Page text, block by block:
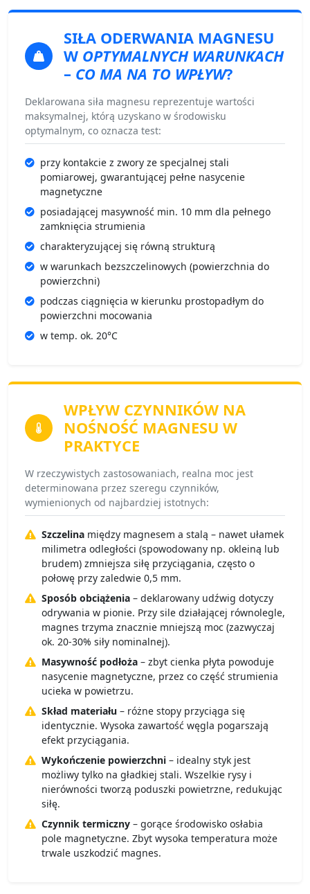
SIŁA ODERWANIA MAGNESU
W OPTYMALNYCH WARUNKACH
– CO MA NA TO WPŁYW?
Deklarowana siła magnesu reprezentuje wartości
maksymalnej, którą uzyskano w środowisku
optymalnym, co oznacza test:
przy kontakcie z zwory ze specjalnej stali
pomiarowej, gwarantującej pełne nasycenie
magnetyczne
posiadającej masywność min. 10 mm dla pełnego
zamknięcia strumienia
charakteryzującej się równą strukturą
w warunkach bezszczelinowych (powierzchnia do
powierzchni)
podczas ciągnięcia w kierunku prostopadłym do
powierzchni mocowania
w temp. ok. 20°C
WPŁYW CZYNNIKÓW NA
NOŚNOŚĆ MAGNESU W
PRAKTYCE
W rzeczywistych zastosowaniach, realna moc jest
determinowana przez szeregu czynników,
wymienionych od najbardziej istotnych:
Szczelina między magnesem a stalą – nawet ułamek
milimetra odległości (spowodowany np. okleiną lub
brudem) zmniejsza siłę przyciągania, często o
połowę przy zaledwie 0,5 mm.
Sposób obciążenia – deklarowany udźwig dotyczy
odrywania w pionie. Przy sile działającej równolegle,
magnes trzyma znacznie mniejszą moc (zazwyczaj
ok. 20-30% siły nominalnej).
Masywność podłoża – zbyt cienka płyta powoduje
nasycenie magnetyczne, przez co część strumienia
ucieka w powietrzu.
Skład materiału – różne stopy przyciąga się
identycznie. Wysoka zawartość węgla pogarszają
efekt przyciągania.
Wykończenie powierzchni – idealny styk jest
możliwy tylko na gładkiej stali. Wszelkie rysy i
nierówności tworzą poduszki powietrzne, redukując
siłę.
Czynnik termiczny – gorące środowisko osłabia
pole magnetyczne. Zbyt wysoka temperatura może
trwale uszkodzić magnes.